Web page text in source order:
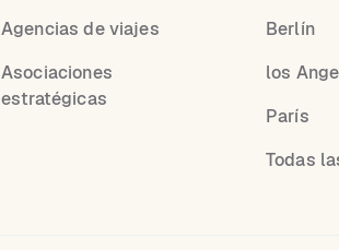
Agencias de viajes
Asociaciones
estratégicas
Berlín
los
París
Todas